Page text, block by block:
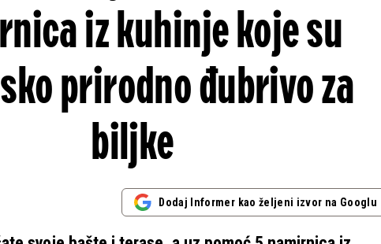
iz kuhinje koje su
prirodno đubrivo za
biljke
Dodaj Informer kao željeni izvor na Googlu